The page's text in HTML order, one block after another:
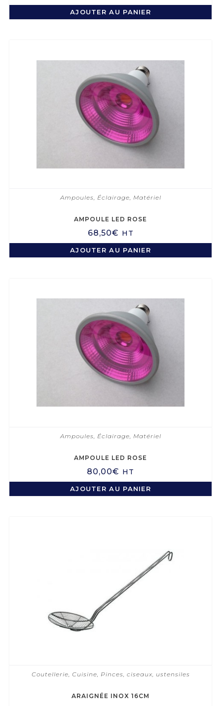
AJOUTER AU PANIER
Ampoules, Éclairage, Matériel
AMPOULE LED ROSE
68,50€ HT
AJOUTER AU PANIER
Ampoules Éclairage Matériel
AMPOULE LED ROSE
80,00€ HT
AJOUTER AU PANIER
Coutellerie, Cuisine, Pinces, ciseaux, ustensiles
ARAIGNÉE INOX 16CM